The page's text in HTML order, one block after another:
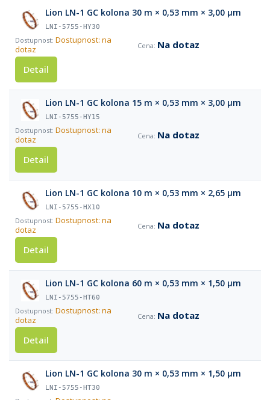
Lion LN-1 GC kolona 30 m × 0,53 mm × 3,00 µm
LNI-5755-HY30
Dostupnost: na
dotaz
Na dotaz
Detail
Lion LN-1 GC kolona 15 m × 0,53 mm × 3,00 µm
LNI-5755-HY15
Dostupnost: na
dotaz
Na dotaz
Detail
Lion LN-1 GC kolona 10 m × 0,53 mm × 2,65 µm
LNI-5755-HX10
Dostupnost: na
dotaz
Na dotaz
Detail
Lion LN-1 GC kolona 60 m × 0,53 mm × 1,50 µm
LNI-5755-HT60
Dostupnost: na
dotaz
Na dotaz
Detail
Lion LN-1 GC kolona 30 m × 0,53 mm × 1,50 µm
LNI-5755-HT30